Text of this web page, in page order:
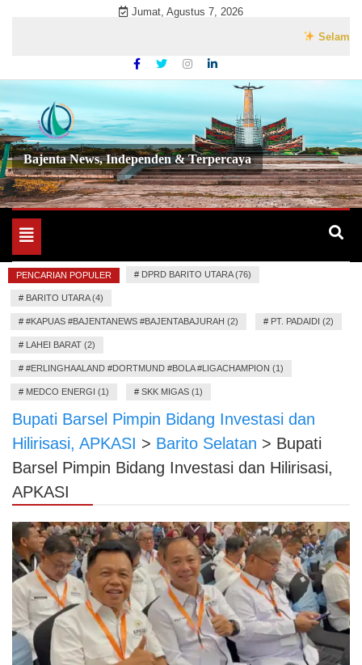
Jumat, Agustus 7, 2026
Selamat
Bajenta News, Independen & Terpercaya
Toggle
navigation
PENCARIAN POPULER # DPRD BARITO UTARA (76)
# BARITO UTARA (4)
# #KAPUAS #BAJENTANEWS #BAJENTABAJURAH (2) # PT. PADAIDI (2)
# LAHEI BARAT (2)
# #ERLINGHAALAND #DORTMUND #BOLA #LIGACHAMPION (1)
# MEDCO ENERGI (1) # SKK MIGAS (1)
Bupati Barsel Pimpin Bidang Investasi dan
Hilirisasi, APKASI > Barito Selatan > Bupati
Barsel Pimpin Bidang Investasi dan Hilirisasi,
APKASI